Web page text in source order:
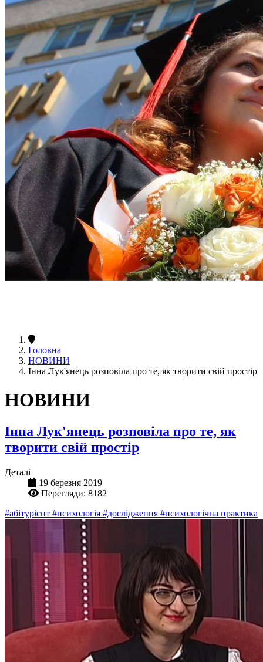
Головна
НОВИНИ
Інна Лук'янець розповіла про те, як творити свій простір
НОВИНИ
Інна Лук'янець розповіла про те, як
творити свій простір
Деталі
19 березня 2019
Перегляди: 8182
#абітурієнт #психологія #дослідження #психологічна практика